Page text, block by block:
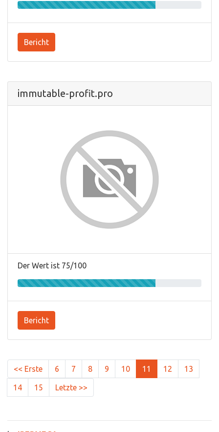
Bericht
immutable-profit.pro
Der Wert ist 75/100
Bericht
<< Erste 6 7 8 9 10 11 12 13
14 15 Letzte >>